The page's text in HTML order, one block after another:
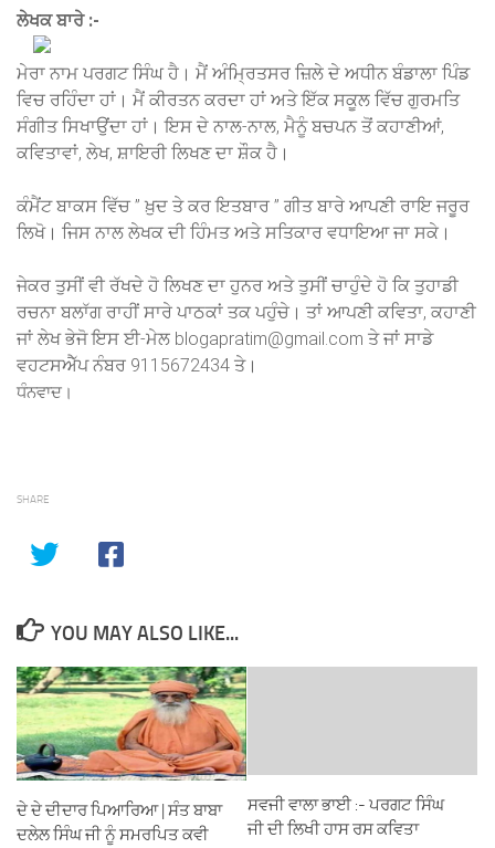
ਲੇਖਕ ਬਾਰੇ :-
ਮੇਰਾ ਨਾਮ ਪਰਗਟ ਸਿੰਘ ਹੈ। ਮੈਂ ਅੰਮ੍ਰਿਤਸਰ ਜ਼ਿਲੇ ਦੇ ਅਧੀਨ ਬੰਡਾਲਾ ਪਿੰਡ
ਵਿਚ ਰਹਿੰਦਾ ਹਾਂ। ਮੈਂ ਕੀਰਤਨ ਕਰਦਾ ਹਾਂ ਅਤੇ ਇੱਕ ਸਕੂਲ ਵਿੱਚ ਗੁਰਮਤਿ
ਸੰਗੀਤ ਸਿਖਾਉਂਦਾ ਹਾਂ। ਇਸ ਦੇ ਨਾਲ-ਨਾਲ, ਮੈਨੂੰ ਬਚਪਨ ਤੋਂ ਕਹਾਣੀਆਂ,
ਕਵਿਤਾਵਾਂ, ਲੇਖ, ਸ਼ਾਇਰੀ ਲਿਖਣ ਦਾ ਸ਼ੌਕ ਹੈ।
ਕੰਮੈਂਟ ਬਾਕਸ ਵਿੱਚ ” ਖ਼ੁਦ ਤੇ ਕਰ ਇਤਬਾਰ ” ਗੀਤ ਬਾਰੇ ਆਪਣੀ ਰਾਇ ਜਰੂਰ
ਲਿਖੋ। ਜਿਸ ਨਾਲ ਲੇਖਕ ਦੀ ਹਿੰਮਤ ਅਤੇ ਸਤਿਕਾਰ ਵਧਾਇਆ ਜਾ ਸਕੇ।
ਜੇਕਰ ਤੁਸੀਂ ਵੀ ਰੱਖਦੇ ਹੋ ਲਿਖਣ ਦਾ ਹੁਨਰ ਅਤੇ ਤੁਸੀਂ ਚਾਹੁੰਦੇ ਹੋ ਕਿ ਤੁਹਾਡੀ
ਰਚਨਾ ਬਲਾੱਗ ਰਾਹੀਂ ਸਾਰੇ ਪਾਠਕਾਂ ਤਕ ਪਹੁੰਚੇ। ਤਾਂ ਆਪਣੀ ਕਵਿਤਾ, ਕਹਾਣੀ
ਜਾਂ ਲੇਖ ਭੇਜੋ ਇਸ ਈ-ਮੇਲ blogapratim@gmail.com ਤੇ ਜਾਂ ਸਾਡੇ
ਵਹਟਸਐੱਪ ਨੰਬਰ 9115672434 ਤੇ।
ਧੰਨਵਾਦ।
SHARE
YOU MAY ALSO LIKE...
ਦੇ ਦੇ ਦੀਦਾਰ ਪਿਆਰਿਆ | ਸੰਤ ਬਾਬਾ
ਦਲੇਲ ਸਿੰਘ ਜੀ ਨੂੰ ਸਮਰਪਿਤ ਕਵੀ
ਸਵਜੀ ਵਾਲਾ ਭਾਈ :- ਪਰਗਟ ਸਿੰਘ
ਜੀ ਦੀ ਲਿਖੀ ਹਾਸ ਰਸ ਕਵਿਤਾ